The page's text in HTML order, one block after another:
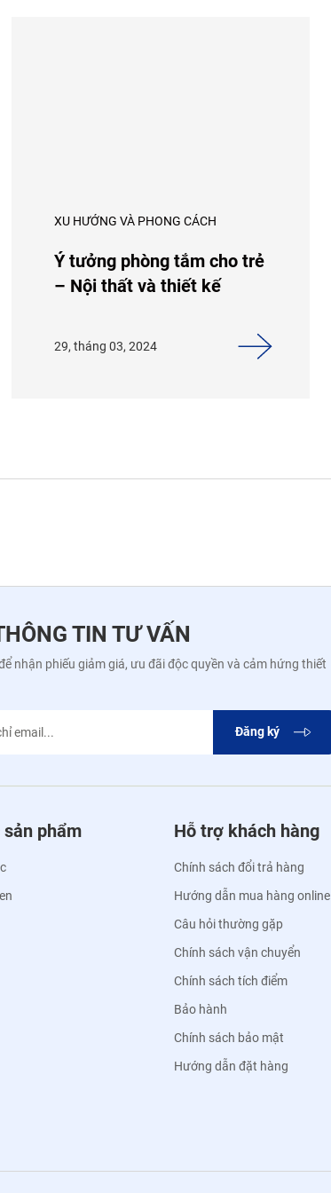
XU HƯỚNG VÀ PHONG CÁCH
Ý tưởng phòng tắm cho trẻ
– Nội thất và thiết kế
29, tháng 03, 2024
TIN TƯ VẤN
nhận phiếu giảm giá, ưu đãi độc quyền và cảm hứng thiết
Đăng ký
sản phẩm Hỗ trợ khách hàng
Chính sách đổi trả hàng
Hướng dẫn mua hàng online
Câu hỏi thường gặp
Chính sách vận chuyển
Chính sách tích điểm
Bảo hành
Chính sách bảo mật
Hướng dẫn đặt hàng